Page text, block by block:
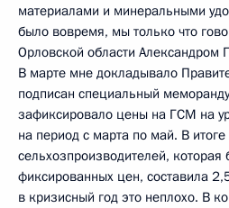
материалами и минеральными
было вовремя, мы только что
Орловской области Александром
В марте мне докладывало
подписан специальный
зафиксировало цены на ГСМ на
на период с марта по май. В
сельхозпроизводителей, которая
фиксированных цен, составила
в кризисный год это неплохо. В